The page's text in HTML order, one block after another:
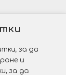
за да
и
за да